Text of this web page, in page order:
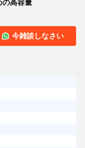
の高容量
今雑談しなさい